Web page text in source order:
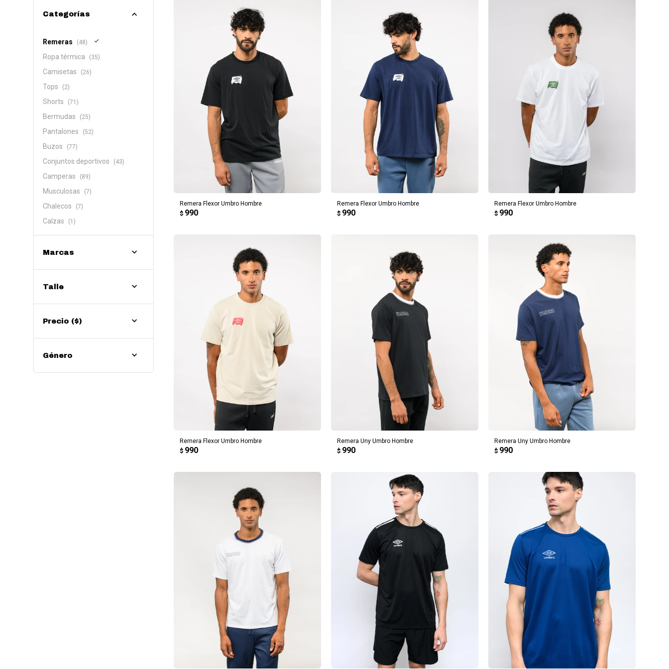
Remera Flexor Umbro Hombre
$ 990
AGREGAR AL CARRITO
Remera Flexor Umbro Hombre
$ 990
AGREGAR AL CARRITO
Remera Flexor Umbro Hombre
$ 990
AGREGAR AL CARRITO
Remera Flexor Umbro Hombre
$ 990
AGREGAR AL CARRITO
Remera Uny Umbro Hombre
$ 990
AGREGAR AL CARRITO
Remera Uny Umbro Hombre
$ 990
AGREGAR AL CARRITO
AGREGAR AL CARRITO AGREGAR AL CARRITO AGREGAR AL CARRITO
Categorías
Remeras (48)
Ropa térmica (35)
Camisetas (26)
Tops (2)
Shorts (71)
Bermudas (25)
Pantalones (52)
Buzos (77)
Conjuntos deportivos (43)
Camperas (89)
Musculosas (7)
Chalecos (7)
Calzas (1)
Marcas
Talle
Precio ($)
Género